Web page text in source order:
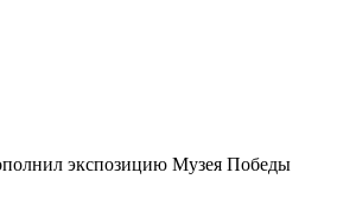
экспозицию Музея Победы